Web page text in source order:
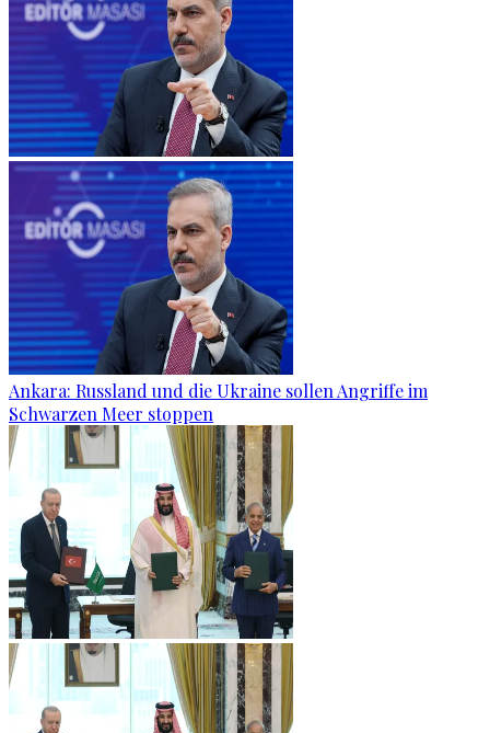
Ankara: Russland und die Ukraine sollen Angriffe im
Schwarzen Meer stoppen